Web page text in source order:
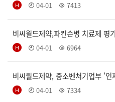
04-01 7413
비씨월드제약,파킨슨병 치료제 평
04-01 6964
비씨월드제약, 중소벤처기업부 '
04-01 7334